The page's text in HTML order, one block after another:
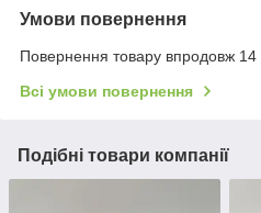
Умови повернення
Повернення товару впродовж 14
Всі умови повернення
Подібні товари компанії